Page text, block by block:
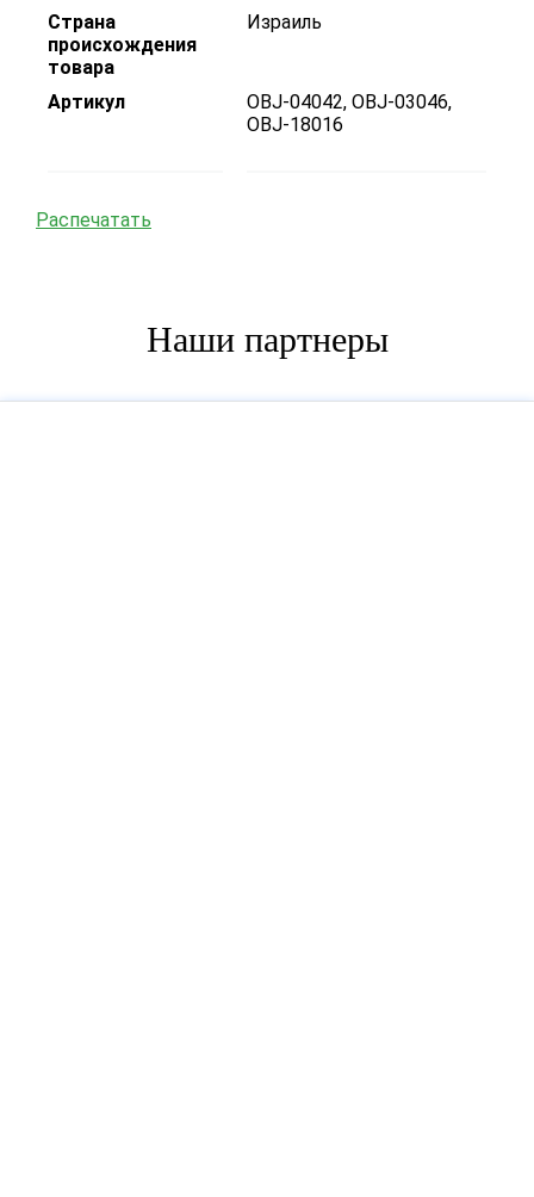
Страна
происхождения
товара
Израиль
Артикул
OBJ-04042, OBJ-03046,
OBJ-18016
Распечатать
Наши партнеры